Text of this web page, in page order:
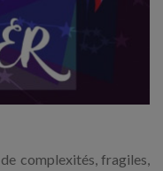
complexités, fragiles,